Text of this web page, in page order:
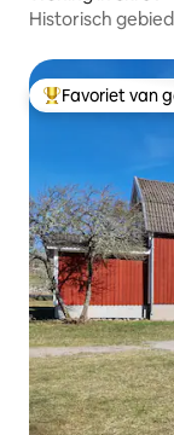
Historisch
Topfavoriet van
Favoriet van